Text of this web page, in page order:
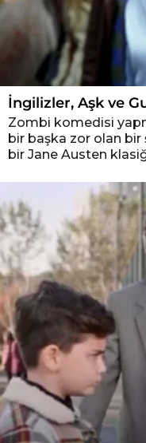
İngilizler, Aşk ve
Zombi komedisi
bir başka zor olan bir
bir Jane Austen